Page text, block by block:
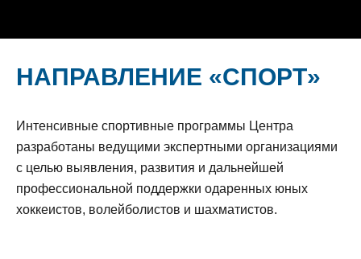
НАПРАВЛЕНИЕ «СПОРТ»
Интенсивные спортивные программы Центра
разработаны ведущими экспертными организациями
с целью выявления, развития и дальнейшей
профессиональной поддержки одаренных юных
хоккеистов, волейболистов и шахматистов.